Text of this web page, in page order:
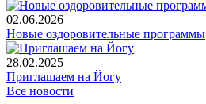
02.06.2026
Новые оздоровительные программы
28.02.2025
Приглашаем на Йогу
Все новости